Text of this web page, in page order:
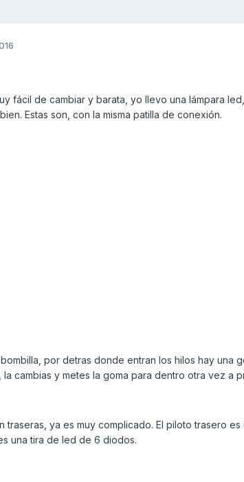
fácil de cambiar y barata, yo llevo una lámpara
Estas son, con la misma patilla de conexión.
por detras donde entran los hilos hay una
la cambias y metes la goma para dentro otra vez a
traseras, ya es muy complicado. El piloto trasero
una tira de led de 6 diodos.